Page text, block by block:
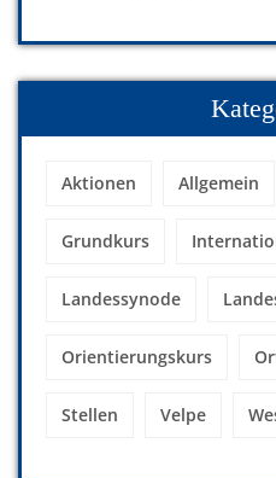
Aktionen Allgemein
Grundkurs
Landessynode
Orientierungskurs
Stellen Velpe